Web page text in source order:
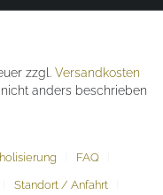
zzgl. Versandkosten
anders beschrieben
FAQ
Standort / Anfahrt